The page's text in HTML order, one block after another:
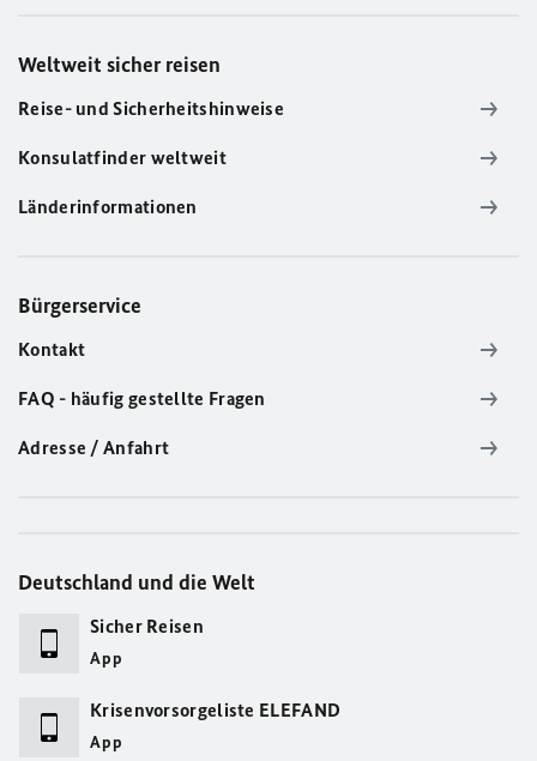
Weltweit sicher reisen
Reise- und Sicherheitshinweise
Konsulatfinder weltweit
Länderinformationen
Bürgerservice
Kontakt
FAQ - häufig gestellte Fragen
Adresse / Anfahrt
Deutschland und die Welt
Sicher Reisen
App
Krisenvorsorgeliste ELEFAND
App